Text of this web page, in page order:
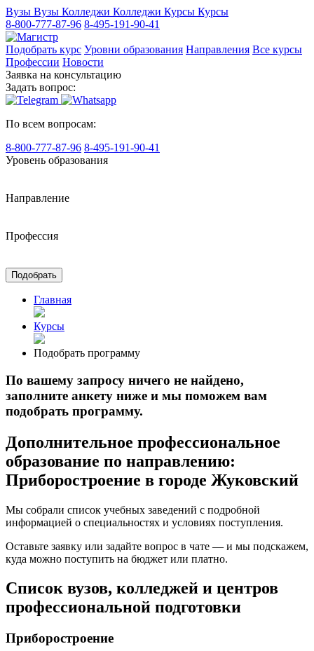
Вузы Вузы Колледжи Колледжи Курсы Курсы
8-800-777-87-96 8-495-191-90-41
Подобрать курс Уровни образования Направления Все курсы
Профессии Новости
Заявка на консультацию
Задать вопрос:
По всем вопросам:
8-800-777-87-96 8-495-191-90-41
Уровень образования
Направление
Профессия
Подобрать
Главная
Курсы
Подобрать программу
По вашему запросу ничего не найдено,
заполните анкету ниже и мы поможем вам
подобрать программу.
Дополнительное профессиональное
образование по направлению:
Приборостроение в городе Жуковский
Мы собрали список учебных заведений с подробной
информацией о специальностях и условиях поступления.
Оставьте заявку или задайте вопрос в чате — и мы подскажем,
куда можно поступить на бюджет или платно.
Список вузов, колледжей и центров
профессиональной подготовки
Приборостроение